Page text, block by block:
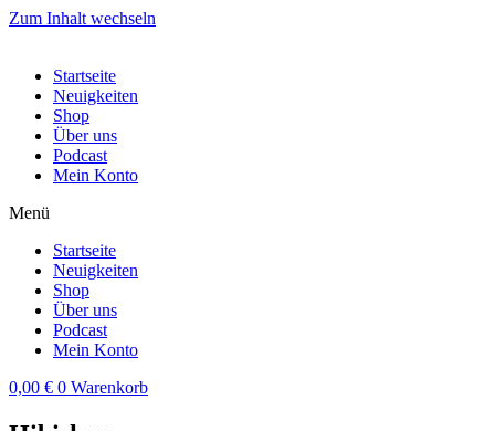
Zum Inhalt wechseln
Startseite
Neuigkeiten
Shop
Über uns
Podcast
Mein Konto
Menü
Startseite
Neuigkeiten
Shop
Über uns
Podcast
Mein Konto
0,00 € 0 Warenkorb